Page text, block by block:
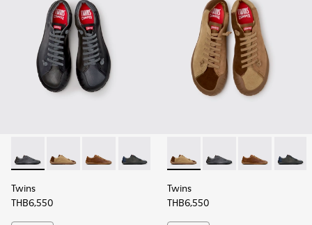
Twins - K101114-013 - รองเท้าหนังสีเทาสําหรับผู้ชาย
Twins - K101114-014 - รองเท้าหนังกลับสีน้ําตาลสําหรับ
Twins - K101114-010 - รองเท้าหนังสีน้ําตาลสํา
Twins - K101114-009
Twins - K101114-008
Twins - K101114-007
Twins - K101114-
Twins -
Twins
THB6,550
Twins - K101114-014 - รอง
Twins - K101114-
Twins -Twins
Twins
THB6,550